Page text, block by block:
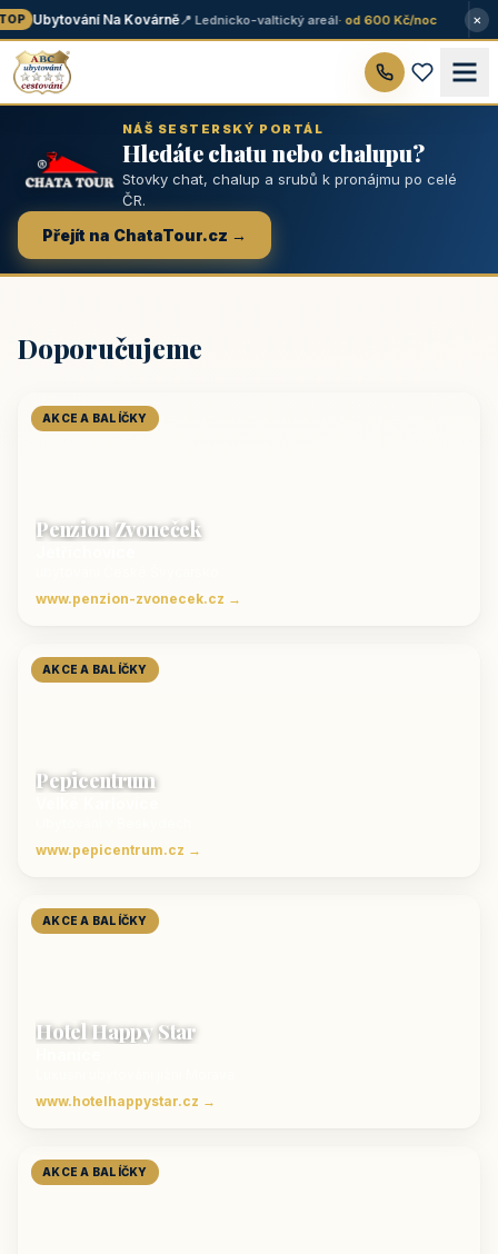
Ubytování Na Kovárně📍 Lednicko-valtický areál· od 600 Kč/noc ×
NÁŠ SESTERSKÝ PORTÁL
Hledáte chatu nebo chalupu?
Stovky chat, chalup a srubů k pronájmu po celé
ČR.
Přejít na ChataTour.cz →
Doporučujeme
AKCE A BALÍČKY
Penzion Zvoneček
www.penzion-zvonecek.cz →
AKCE A BALÍČKY
Pepicentrum
www.pepicentrum.cz →
AKCE A BALÍČKY
Hotel Happy Star
www.hotelhappystar.cz →
AKCE A BALÍČKY